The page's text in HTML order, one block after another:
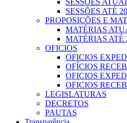
SESSÕES
SESSÕES ATÉ
PROPOSIÇÕES E
MATÉRIAS
MATÉRIAS ATÉ
OFICIOS
OFICIOS
OFÍCIOS
OFICIOS
OFICIOS
LEGISLATURAS
DECRETOS
PAUTAS